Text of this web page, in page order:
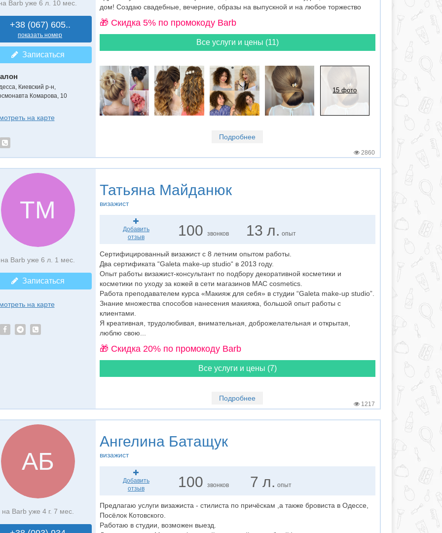
Barb уже 6 л. 10 мес.
+38 (067) 605..
показать номер
Записаться
Киевский р-н,
Комарова, 10
на карте
дом! Создаю свадебные, вечерние, образы на выпускной и на любое торжество
🎁 Cкидка 5% по промокоду Barb
Все услуги и цены (11)
15 фото
Подробнее
2860
ТМ
на Barb уже 6 л. 1 мес.
Записаться
на карте
Татьяна Майданюк
визажист
Добавить
отзыв
100звонков 13 л. опыт
Сертифицированный визажист с 8 летним опытом работы.
Два сертификата “Galeta make-up studio“ в 2013 году.
Опыт работы визажист-консультант по подбору декоративной косметики и
косметики по уходу за кожей в сети магазинов MAC cosmetics.
Работа преподавателем курса «Макияж для себя» в студии “Galeta make-up studio”.
Знание множества способов нанесения макияжа, большой опыт работы с
клиентами.
Я креативная, трудолюбивая, внимательная, доброжелательная и открытая,
люблю свою...
🎁 Cкидка 20% по промокоду Barb
Все услуги и цены (7)
Подробнее
1217
АБ
на Barb уже 4 г. 7 мес.
Ангелина Батащук
визажист
Добавить
отзыв
100звонков 7 л. опыт
Предлагаю услуги визажиста - стилиста по причёскам ,а также бровиста в Одессе,
Посёлок Котовского.
Работаю в студии, возможен выезд.